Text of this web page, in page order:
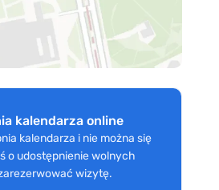
kalendarza online
kalendarza i nie można się
o udostępnienie wolnych
wizytę.